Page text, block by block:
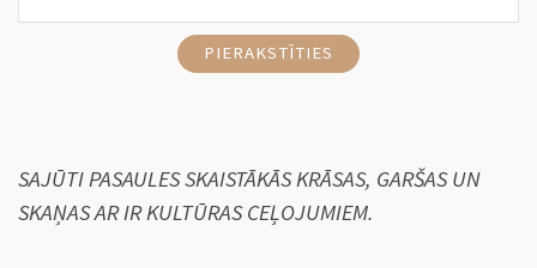
PIERAKSTĪTIES
SAJŪTI PASAULES SKAISTĀKĀS KRĀSAS, GARŠAS UN
SKAŅAS AR IR KULTŪRAS CEĻOJUMIEM.